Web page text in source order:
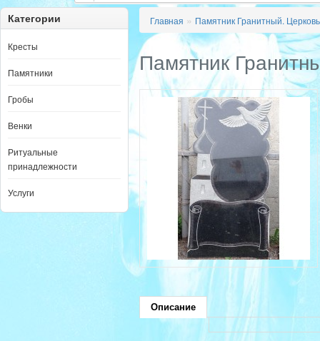
Категории
Кресты
Памятники
Гробы
Венки
Ритуальные
принадлежности
Услуги
Главная » Памятник Гранитный. Церковь
Памятник
Описание